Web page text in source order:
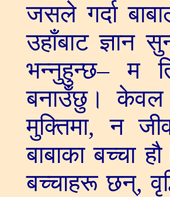
जसले गर्दा
उहाँबाट ज्ञान
भन्नुहुन्छ– म
बनाउँछु। केवल
मुक्तिमा, न
बाबाका बच्चा
बच्चाहरू छन्,